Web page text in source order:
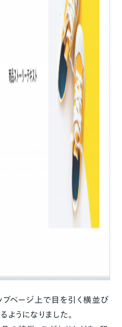
プページ上で目を引く横並び
ようになりました。